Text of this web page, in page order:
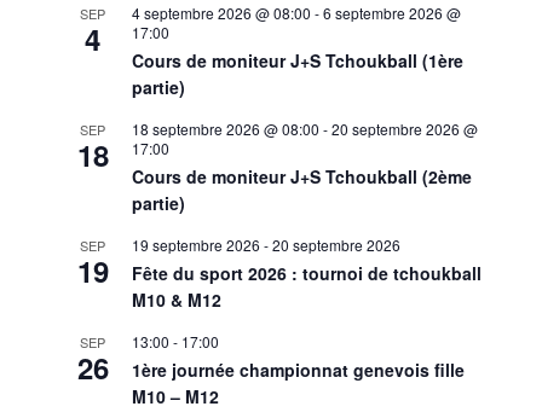
SEP
4
4 septembre 2026 @ 08:00 -6 septembre 2026 @
17:00
Cours de moniteur J+S Tchoukball (1ère
partie)
SEP
18
18 septembre 2026 @ 08:00 -20 septembre 2026 @
17:00
Cours de moniteur J+S Tchoukball (2ème
partie)
SEP
19
19 septembre 2026 -20 septembre 2026
Fête du sport 2026 : tournoi de tchoukball
M10 & M12
SEP
26
13:00 - 17:00
1ère journée championnat genevois fille
M10 – M12